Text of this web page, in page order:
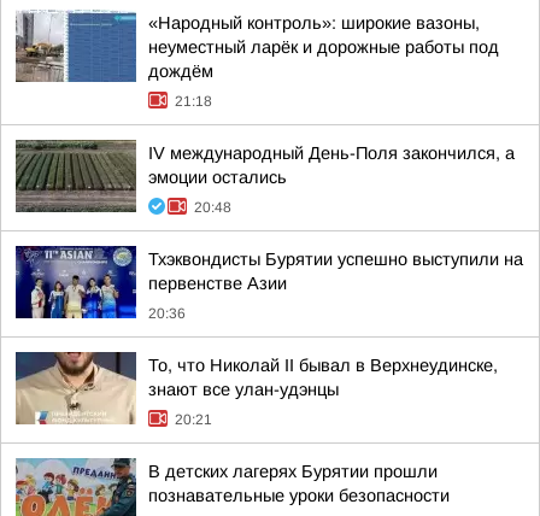
«Народный контроль»: широкие вазоны,
неуместный ларёк и дорожные работы под
дождём
21:18
IV международный День-Поля закончился, а
эмоции остались
20:48
Тхэквондисты Бурятии успешно выступили на
первенстве Азии
20:36
То, что Николай II бывал в Верхнеудинске,
знают все улан-удэнцы
20:21
В детских лагерях Бурятии прошли
познавательные уроки безопасности